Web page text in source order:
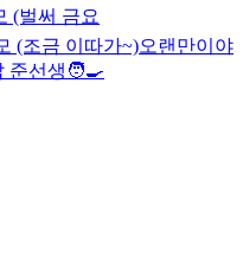
(벌써 금요
(조금 이따가~)오랜만이야
준선생🧑‍🍳